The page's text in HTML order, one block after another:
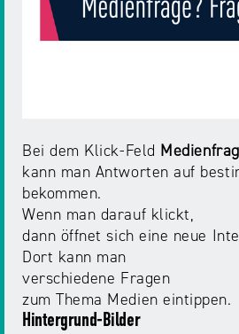
Bei dem Klick-Feld
kann man Antworten auf
bekommen.
Wenn man darauf klickt,
dann öffnet sich eine neue
Dort kann man
verschiedene Fragen
zum Thema Medien eintippen.
Hintergrund-Bilder